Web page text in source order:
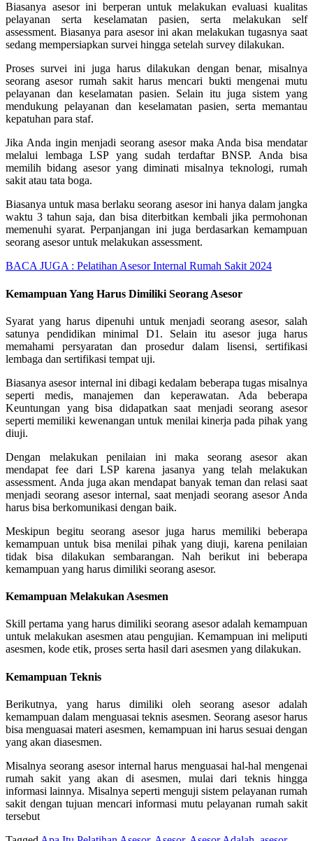
Biasanya asesor ini berperan untuk melakukan evaluasi kualitas
pelayanan serta keselamatan pasien, serta melakukan self
assessment. Biasanya para asesor ini akan melakukan tugasnya saat
sedang mempersiapkan survei hingga setelah survey dilakukan.
Proses survei ini juga harus dilakukan dengan benar, misalnya
seorang asesor rumah sakit harus mencari bukti mengenai mutu
pelayanan dan keselamatan pasien. Selain itu juga sistem yang
mendukung pelayanan dan keselamatan pasien, serta memantau
kepatuhan para staf.
Jika Anda ingin menjadi seorang asesor maka Anda bisa mendatar
melalui lembaga LSP yang sudah terdaftar BNSP. Anda bisa
memilih bidang asesor yang diminati misalnya teknologi, rumah
sakit atau tata boga.
Biasanya untuk masa berlaku seorang asesor ini hanya dalam jangka
waktu 3 tahun saja, dan bisa diterbitkan kembali jika permohonan
memenuhi syarat. Perpanjangan ini juga berdasarkan kemampuan
seorang asesor untuk melakukan assessment.
BACA JUGA : Pelatihan Asesor Internal Rumah Sakit 2024
Kemampuan Yang Harus Dimiliki Seorang Asesor
Syarat yang harus dipenuhi untuk menjadi seorang asesor, salah
satunya pendidikan minimal D1. Selain itu asesor juga harus
memahami persyaratan dan prosedur dalam lisensi, sertifikasi
lembaga dan sertifikasi tempat uji.
Biasanya asesor internal ini dibagi kedalam beberapa tugas misalnya
seperti medis, manajemen dan keperawatan. Ada beberapa
Keuntungan yang bisa didapatkan saat menjadi seorang asesor
seperti memiliki kewenangan untuk menilai kinerja pada pihak yang
diuji.
Dengan melakukan penilaian ini maka seorang asesor akan
mendapat fee dari LSP karena jasanya yang telah melakukan
assessment. Anda juga akan mendapat banyak teman dan relasi saat
menjadi seorang asesor internal, saat menjadi seorang asesor Anda
harus bisa berkomunikasi dengan baik.
Meskipun begitu seorang asesor juga harus memiliki beberapa
kemampuan untuk bisa menilai pihak yang diuji, karena penilaian
tidak bisa dilakukan sembarangan. Nah berikut ini beberapa
kemampuan yang harus dimiliki seorang asesor.
Kemampuan Melakukan Asesmen
Skill pertama yang harus dimiliki seorang asesor adalah kemampuan
untuk melakukan asesmen atau pengujian. Kemampuan ini meliputi
asesmen, kode etik, proses serta hasil dari asesmen yang dilakukan.
Kemampuan Teknis
Berikutnya, yang harus dimiliki oleh seorang asesor adalah
kemampuan dalam menguasai teknis asesmen. Seorang asesor harus
bisa menguasai materi asesmen, kemampuan ini harus sesuai dengan
yang akan diasesmen.
Misalnya seorang asesor internal harus menguasai hal-hal mengenai
rumah sakit yang akan di asesmen, mulai dari teknis hingga
informasi lainnya. Misalnya seperti menguji sistem pelayanan rumah
sakit dengan tujuan mencari informasi mutu pelayanan rumah sakit
tersebut